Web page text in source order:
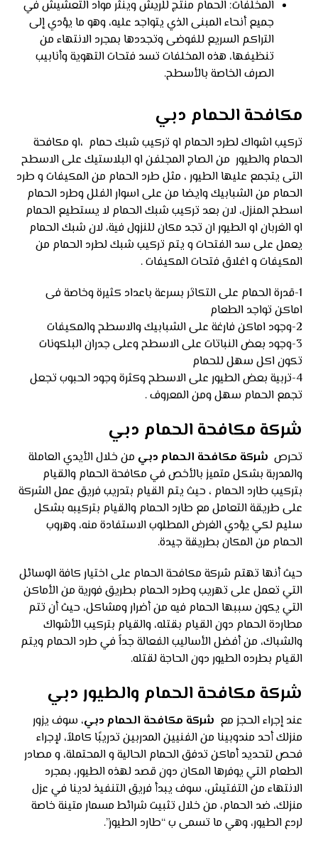
المخلفات: الحمام منتج للريش وينثر مواد التعشيش في
جميع أنحاء المبنى الذي يتواجد عليه، وهو ما يؤدي إلى
التراكم السريع للفوضى وتجددها بمجرد الانتهاء من
تنظيفها، هذه المخلفات تسد فتحات التهوية وأنابيب
الصرف الخاصة بالأسطح.
مكافحة الحمام دبي
تركيب اشواك لطرد الحمام او تركيب شبك حمام ،او مكافحة
الحمام والطيور من الصاج المجلفن او البلاستيك على الاسطح
التى يتجمع عليها الطيور ، مثل طرد الحمام من المكيفات و طرد
الحمام من الشبابيك وايضا من على اسوار الفلل وطرد الحمام
اسطح المنزل، لان بعد تركيب شبك الحمام لا يستطيع الحمام
او الغربان او الطيور ان تجد مكان للنزول فية، لان شبك الحمام
يعمل على سد الفتحات و يتم تركيب شبك لطرد الحمام من
المكيفات و اغلاق فتحات المكيفات .
1-قدرة الحمام على التكاثر بسرعة باعداد كثيرة وخاصة فى
اماكن تواجد الطعام
2-وجود اماكن فارغة على الشبابيك والاسطح والمكيفات
3-وجود بعض النباتات على الاسطح وعلى جدران البلكونات
تكون اكل سهل للحمام
4-تربية بعض الطيور على الاسطح وكثرة وجود الحبوب تجعل
تجمع الحمام سهل ومن المعروف .
شركة مكافحة الحمام دبي
تحرص شركة مكافحة الحمام دبي من خلال الأيدي العاملة
والمدربة بشكل متميز بالأخص في مكافحة الحمام والقيام
بتركيب طارد الحمام ، حيث يتم القيام بتدريب فريق عمل الشركة
على طريقة التعامل مع طارد الحمام والقيام بتركيبه بشكل
سليم لكي يؤدي الغرض المطلوب الاستفادة منه، وهروب
الحمام من المكان بطريقة جيدة.
حيث أنها تهتم شركة مكافحة الحمام على اختيار كافة الوسائل
التي تعمل على تهريب وطرد الحمام بطريق فورية من الأماكن
التي يكون سببها الحمام فيه من أضرار ومشاكل، حيث أن تتم
مطاردة الحمام دون القيام بقتله، والقيام بتركيب الأشواك
والشباك، من أفضل الأساليب الفعالة جداً في طرد الحمام ويتم
القيام بطرده الطيور دون الحاجة لقتله.
شركة مكافحة الحمام والطيور دبي
عند إجراء الحجز مع شركة مكافحة الحمام دبي، سوف يزور
منزلك أحد مندوبينا من الفنيين المدربين تدريبًا كاملاً، لإجراء
فحص لتحديد أماكن تدفق الحمام الحالية و المحتملة، و مصادر
الطعام التي يوفرها المكان دون قصد لهذه الطيور، بمجرد
الانتهاء من التفتيش، سوف يبدأ فريق التنفيذ لدينا في عزل
منزلك، ضد الحمام، من خلال تثبيت شرائط مسمار متينة خاصة
لردع الطيور، وهي ما تسمى ب “طارد الطيور”.